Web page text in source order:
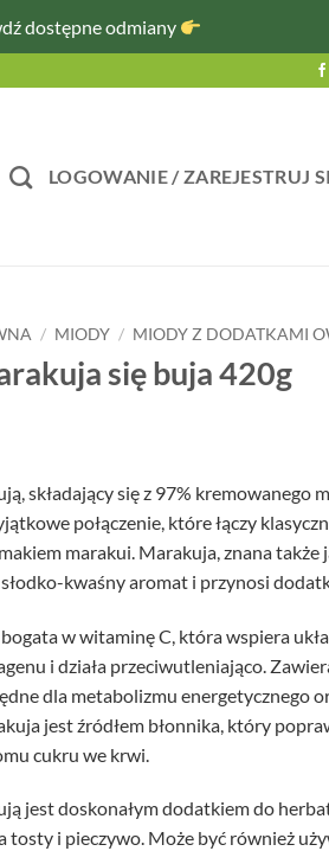
dostępne odmiany
LOGOWANIE / ZAREJESTRUJ
/ MIODY / MIODY Z DODATKAMI
się buja 420g
składający się z 97% kremowanego
połączenie, które łączy
marakui. Marakuja, znana także
kwaśny aromat i przynosi
w witaminę C, która wspiera
i działa przeciwutleniająco.
dla metabolizmu energetycznego
jest źródłem błonnika, który
cukru we krwi.
jest doskonałym dodatkiem do
tosty i pieczywo. Może być również